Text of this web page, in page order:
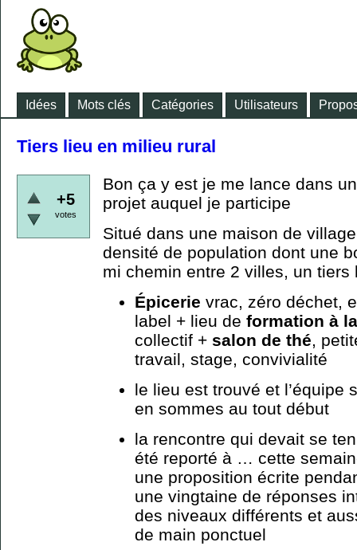
Idées Mots clés Catégories Utilisateurs
Tiers lieu en milieu rural
+5
votes
Bon ça y est je me lance dans
projet auquel je participe
Situé dans une maison de
densité de population dont une
mi chemin entre 2 villes, un tiers
Épicerie vrac, zéro déchet,
label + lieu de formation à
collectif + salon de thé,
travail, stage, convivialité
le lieu est trouvé et l’équipe
en sommes au tout début
la rencontre qui devait se
été reporté à … cette
une proposition écrite
une vingtaine de réponses
des niveaux différents et
de main ponctuel